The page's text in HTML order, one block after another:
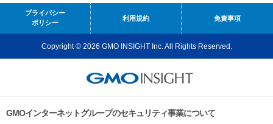
プライバシー
ポリシー
利用規約 免責事項
Copyright © 2026 GMO INSIGHT Inc. All Rights Reserved.
GMOインターネットグループのセキュリティ事業について